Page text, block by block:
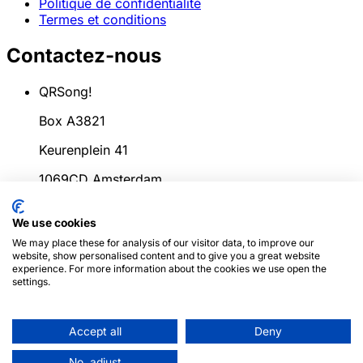
Politique de confidentialité
Termes et conditions
Contactez-nous
QRSong!
Box A3821
Keurenplein 41
1069CD Amsterdam
info@qrsong.io
CoC: 99311917
QRSong!Tous droits réservés. (v1.0.2)
est protégé par reCAPTCHA et la
We use cookies
We may place these for analysis of our visitor data, to improve our
website, show personalised content and to give you a great website
experience. For more information about the cookies we use open the
settings.
Accept all Deny